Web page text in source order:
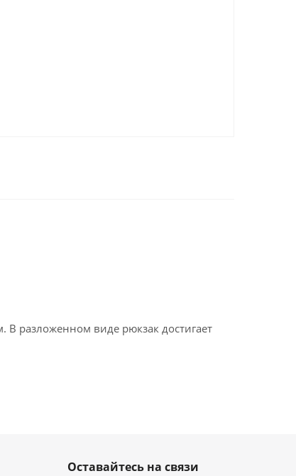
В разложенном виде рюкзак достигает
Оставайтесь на связи